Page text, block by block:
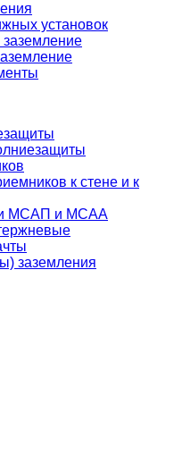
установок
к стене и к
МСАП и МСАА
заземления